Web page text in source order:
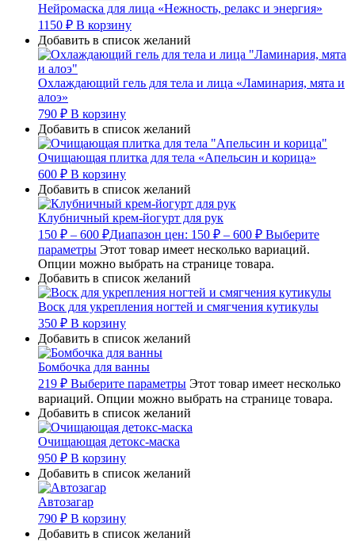
Нейромаска для лица «Нежность, релакс и энергия»
1150 ₽ В корзину
Добавить в список желаний
Охлаждающий гель для тела и лица «Ламинария, мята и
алоэ»
790 ₽ В корзину
Добавить в список желаний
Очищающая плитка для тела «Апельсин и корица»
600 ₽ В корзину
Добавить в список желаний
Клубничный крем-йогурт для рук
150 ₽ – 600 ₽Диапазон цен: 150 ₽ – 600 ₽ Выберите
параметры Этот товар имеет несколько вариаций.
Опции можно выбрать на странице товара.
Добавить в список желаний
Воск для укрепления ногтей и смягчения кутикулы
350 ₽ В корзину
Добавить в список желаний
Бомбочка для ванны
219 ₽ Выберите параметры Этот товар имеет несколько
вариаций. Опции можно выбрать на странице товара.
Добавить в список желаний
Очищающая детокс-маска
950 ₽ В корзину
Добавить в список желаний
Автозагар
790 ₽ В корзину
Добавить в список желаний